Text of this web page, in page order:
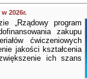
2026r.
„Rządowy program
zakupu
ćwiczeniowych
jakości kształcenia
ich szans